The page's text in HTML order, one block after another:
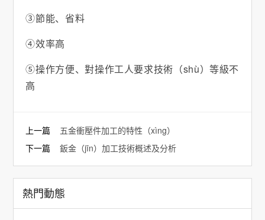
③節能、省料
④效率高
⑤操作方便、對操作工人要求技術（shù）等級不
高
上一篇 五金衝壓件加工的特性（xìng）
下一篇鈑金（jīn）加工技術概述及分析
熱門動態